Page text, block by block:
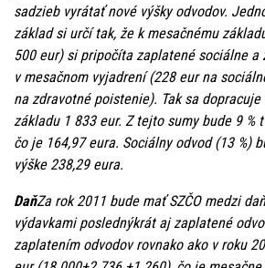
sadzieb vyrátať nové výšky odvodov.
základ si určí tak, že k mesačnému
500 eur) si pripočíta zaplatené sociálne a
v mesačnom vyjadrení (228 eur na
na zdravotné poistenie). Tak sa
základu 1 833 eur. Z tejto sumy bude 9 %
čo je 164,97 eura. Sociálny odvod (13 %)
výške 238,29 eura.
DaňZa rok 2011 bude mať SZČO medzi
výdavkami poslednýkrát aj zaplatené
zaplatením odvodov rovnako ako v roku